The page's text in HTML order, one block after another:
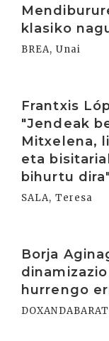
klasiko
BREA, Unai
Frantxis
"Jendeak
Mitxelena,
eta
bihurtu
SALA, Teresa
Borja
hurrengo